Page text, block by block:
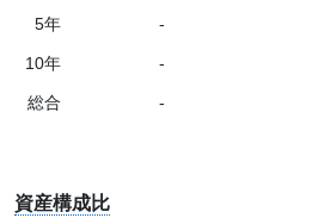
5年 -
10年 -
総合 -
資産構成比